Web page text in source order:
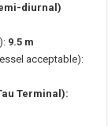
diurnal)
9.5 m
acceptable):
Terminal):